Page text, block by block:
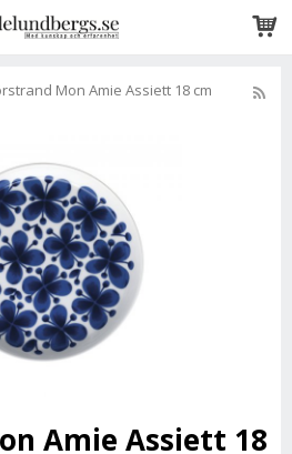
Mon Amie Assiett 18 cm
Amie Assiett 18